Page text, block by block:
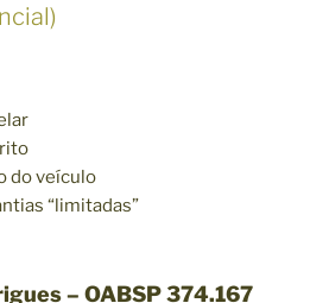
do veículo
“limitadas”
– OABSP 374.167